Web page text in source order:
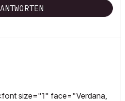
ANTWORTEN
size="1" face="Verdana,